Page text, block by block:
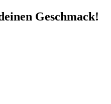
Geschmack!